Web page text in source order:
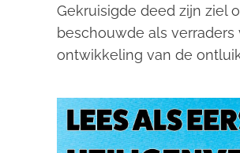
Gekruisigde deed zijn ziel
beschouwde als
ontwikkeling van de